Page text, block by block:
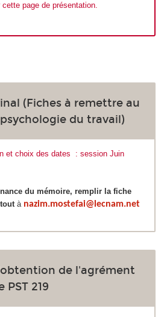
page de présentation.
(Fiches à remettre au
du travail)
et choix des dates : session Juin
du mémoire, remplir la fiche
à nazim.mostefai@lecnam.net
de l'agrément
219